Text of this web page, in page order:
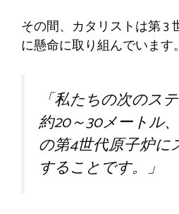
その間、カタリストは第 3
に懸命に取り組んでいます。
「私たちの次のス
約20～30メートル
の第4世代原子炉に
することです。」